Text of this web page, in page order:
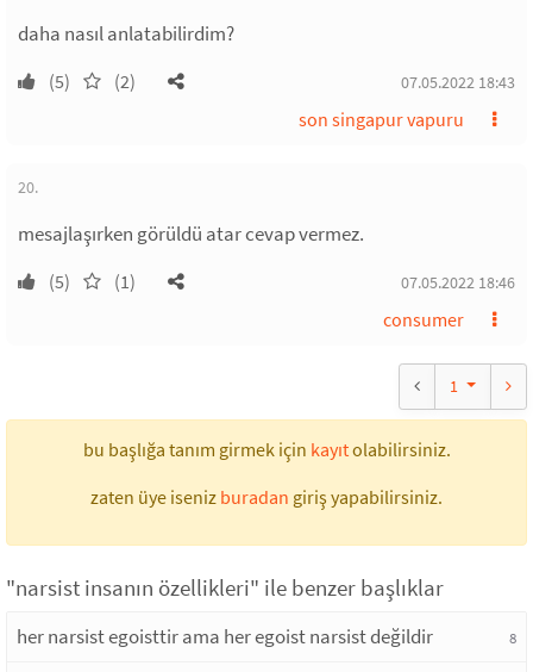
daha nasıl anlatabilirdim?
(5) (2) 07.05.2022 18:43
son singapur vapuru
20.
mesajlaşırken görüldü atar cevap vermez.
(5) (1) 07.05.2022 18:46
consumer
1
bu başlığa tanım girmek için kayıtolabilirsiniz.
zaten üye iseniz buradan giriş yapabilirsiniz.
"narsist insanın özellikleri" ile benzer başlıklar
her narsist egoisttir ama her egoist narsist değildir 8